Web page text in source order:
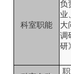
科室职能
负
业
大
调
研